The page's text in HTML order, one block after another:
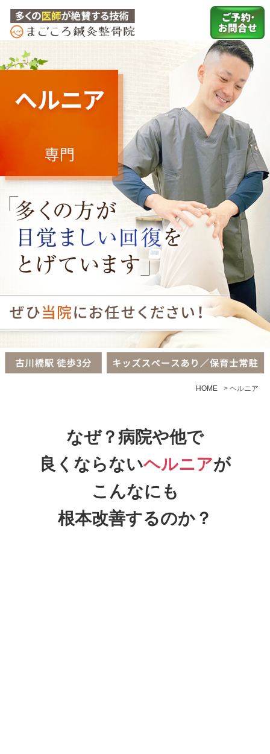
HOME >ヘルニア
なぜ？病院や他で
良くならないヘルニアが
こんなにも
根本改善するのか？